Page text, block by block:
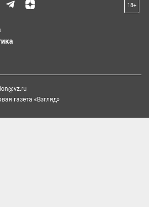
18+
газета «Взгляд»